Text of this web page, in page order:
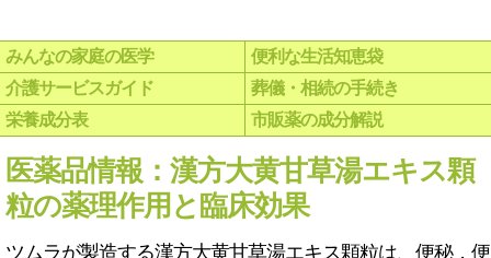
みんなの家庭の医学
便利な生活知恵袋
介護サービスガイド
葬儀・相続の手続き
栄養成分表
市販薬の成分解説
医薬品情報：漢方大黄甘草湯エキス顆
粒の薬理作用と臨床効果
ツムラが製造する漢方大黄甘草湯エキス顆粒は、便秘，便